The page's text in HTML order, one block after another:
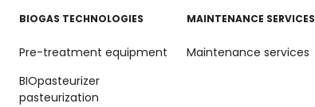
BIOGAS TECHNOLOGIES
Pre-treatment equipment
BIOpasteurizer
pasteurization
MAINTENANCE SERVICES
Maintenance services